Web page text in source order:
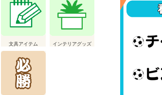
文具アイテム インテリアグッズ